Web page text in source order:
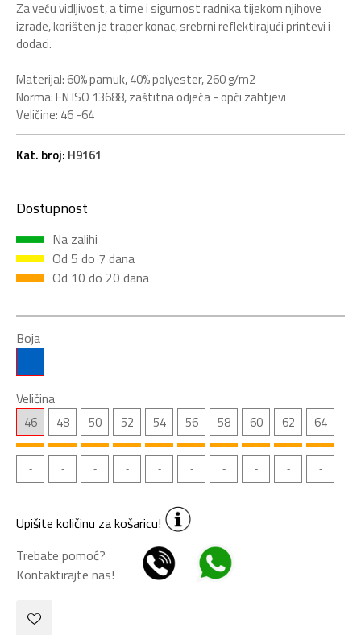
Za veću vidljivost, a time i sigurnost radnika tijekom njihove
izrade, korišten je traper konac, srebrni reflektirajući printevi i
dodaci.
Materijal: 60% pamuk, 40% polyester, 260 g/m2
Norma: EN ISO 13688, zaštitna odjeća - opći zahtjevi
Veličine: 46 -64
Kat. broj: H9161
Dostupnost
Na zalihi
Od 5 do 7 dana
Od 10 do 20 dana
Boja
Veličina
46 48 50 52 54 56 58 60 62 64
Upišite količinu za košaricu!
Trebate pomoć?
Kontaktirajte nas!